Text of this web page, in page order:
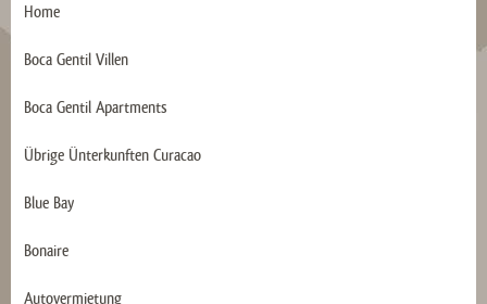
Home
Boca Gentil Villen
Boca Gentil Apartments
Übrige Ünterkunften Curacao
Blue Bay
Bonaire
Autovermietung